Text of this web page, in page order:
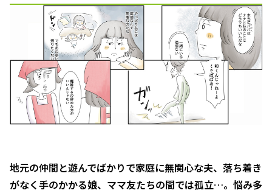
地元の仲間と遊んでばかりで家庭に無関心な夫、落ち着き
がなく手のかかる娘、ママ友たちの間では孤立…。悩み多